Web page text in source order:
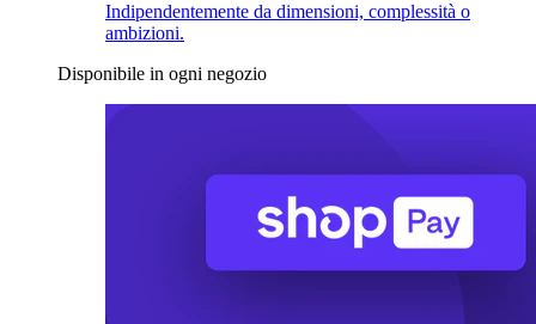
Indipendentemente da dimensioni, complessità o
ambizioni.
Disponibile in ogni negozio